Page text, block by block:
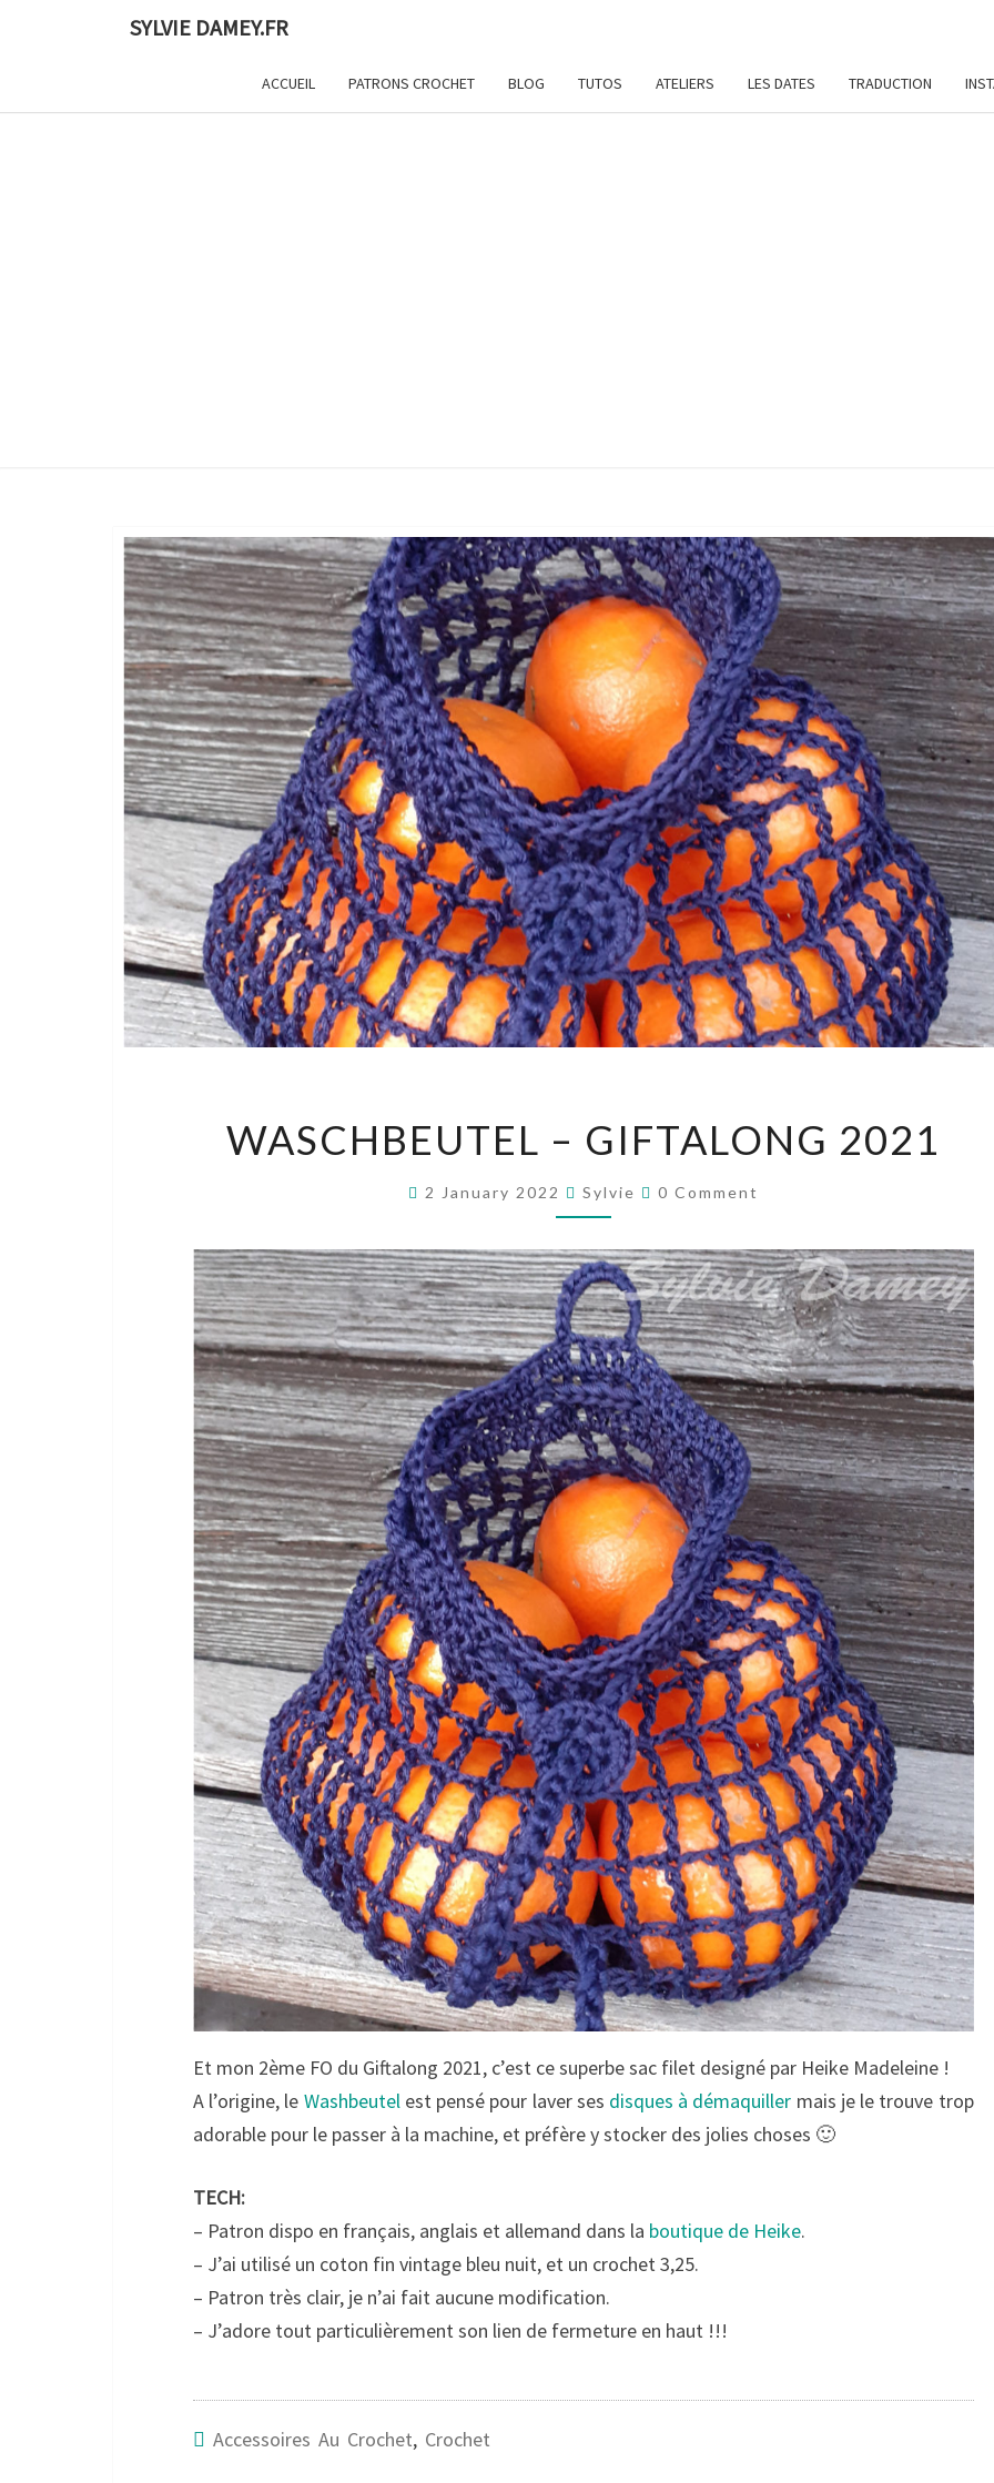
SYLVIE DAMEY.FR
ACCUEIL PATRONS CROCHET BLOG TUTOS ATELIERS LES DATES TRADUCTION
–
2021
WASCHBEUTEL – GIFTALONG 2021
2 January 2022 Sylvie Comments
0 Comment
Et mon 2ème FO du Giftalong 2021, c’est ce superbe sac filet designé par Heike Madeleine !
A l’origine, le Washbeutelest pensé pour laver ses disques à démaquiller mais je le trouve trop
adorable pour le passer à la machine, et préfère y stocker des jolies choses 🙂
TECH:
– Patron dispo en français, anglais et allemand dans la boutique de Heike.
– J’ai utilisé un coton fin vintage bleu nuit, et un crochet 3,25.
– Patron très clair, je n’ai fait aucune modification.
– J’adore tout particulièrement son lien de fermeture en haut !!!
Accessoires Au Crochet, Crochet